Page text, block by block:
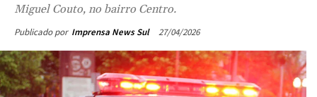
Miguel Couto, no bairro Centro.
Publicado por Imprensa News Sul 27/04/2026